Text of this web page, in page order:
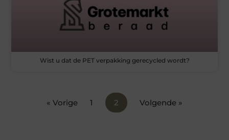
Wist u dat de PET verpakking gerecycled wordt?
« Vorige 1 2 Volgende »